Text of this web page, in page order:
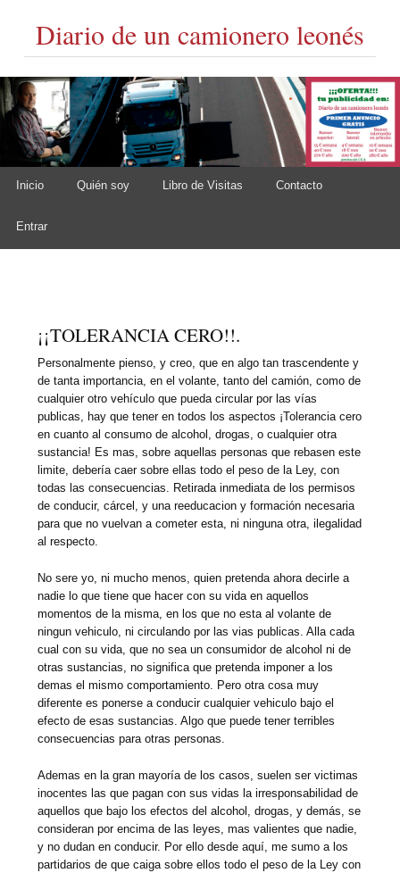
Diario de un camionero leonés
Main menu
Skip to content
Inicio Quién soy Libro de Visitas Contacto
Entrar
¡¡TOLERANCIA CERO!!.
Personalmente pienso, y creo, que en algo tan trascendente y
de tanta importancia, en el volante, tanto del camión, como de
cualquier otro vehículo que pueda circular por las vías
publicas, hay que tener en todos los aspectos ¡Tolerancia cero
en cuanto al consumo de alcohol, drogas, o cualquier otra
sustancia! Es mas, sobre aquellas personas que rebasen este
limite, debería caer sobre ellas todo el peso de la Ley, con
todas las consecuencias. Retirada inmediata de los permisos
de conducir, cárcel, y una reeducacion y formación necesaria
para que no vuelvan a cometer esta, ni ninguna otra, ilegalidad
al respecto.
No sere yo, ni mucho menos, quien pretenda ahora decirle a
nadie lo que tiene que hacer con su vida en aquellos
momentos de la misma, en los que no esta al volante de
ningun vehiculo, ni circulando por las vias publicas. Alla cada
cual con su vida, que no sea un consumidor de alcohol ni de
otras sustancias, no significa que pretenda imponer a los
demas el mismo comportamiento. Pero otra cosa muy
diferente es ponerse a conducir cualquier vehiculo bajo el
efecto de esas sustancias. Algo que puede tener terribles
consecuencias para otras personas.
Ademas en la gran mayoría de los casos, suelen ser victimas
inocentes las que pagan con sus vidas la irresponsabilidad de
aquellos que bajo los efectos del alcohol, drogas, y demás, se
consideran por encima de las leyes, mas valientes que nadie,
y no dudan en conducir. Por ello desde aquí, me sumo a los
partidarios de que caiga sobre ellos todo el peso de la Ley con